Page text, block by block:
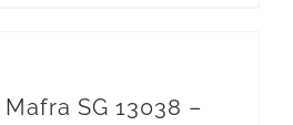
SG 13038 –